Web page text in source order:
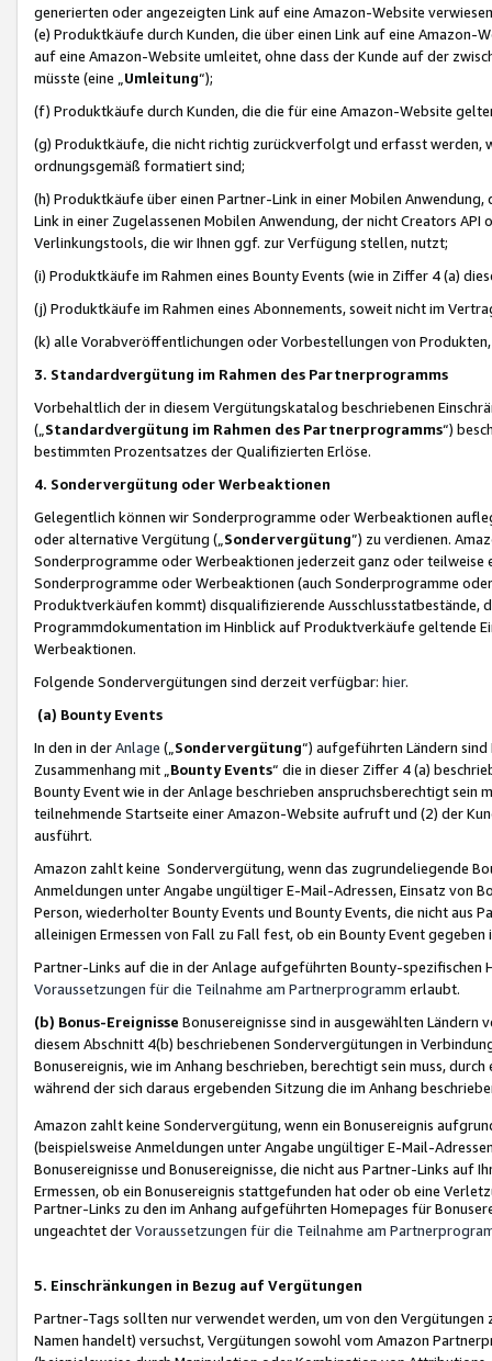
generierten oder angezeigten Link auf eine Amazon-Website
(e) Produktkäufe durch Kunden, die über einen Link auf eine
auf eine Amazon-Website umleitet, ohne dass der Kunde auf der
müsste (eine „ Umleitung“);
(f) Produktkäufe durch Kunden, die die für eine Amazon-Website
(g) Produktkäufe, die nicht richtig zurückverfolgt und erfasst werden,
ordnungsgemäß formatiert sind;
(h) Produktkäufe über einen Partner-Link in einer Mobilen
Link in einer Zugelassenen Mobilen Anwendung, der nicht Creators
Verlinkungstools, die wir Ihnen ggf. zur Verfügung stellen, nutzt;
(i) Produktkäufe im Rahmen eines Bounty Events (wie in Ziffer 4 (a)
(j) Produktkäufe im Rahmen eines Abonnements, soweit nicht im
(k) alle Vorabveröffentlichungen oder Vorbestellungen von
3. Standardvergütung im Rahmen des Partnerprogramms
Vorbehaltlich der in diesem Vergütungskatalog beschriebenen
(„ Standardvergütung im Rahmen des Partnerprogramms“)
bestimmten Prozentsatzes der Qualifizierten Erlöse.
4. Sondervergütung oder Werbeaktionen
Gelegentlich können wir Sonderprogramme oder Werbeaktionen
oder alternative Vergütung („ Sondervergütung”) zu verdienen.
Sonderprogramme oder Werbeaktionen jederzeit ganz oder
Sonderprogramme oder Werbeaktionen (auch Sonderprogramme
Produktverkäufen kommt) disqualifizierende Ausschlusstatbestände,
Programmdokumentation im Hinblick auf Produktverkäufe geltende
Werbeaktionen.
Folgende Sondervergütungen sind derzeit verfügbar: hier.
(a) Bounty Events
In den in derAnlage („ Sondervergütung“) aufgeführten Ländern
Zusammenhang mit „ Bounty Events“ die in dieser Ziffer 4 (a)
Bounty Event wie in der Anlage beschrieben anspruchsberechtigt sein
teilnehmende Startseite einer Amazon-Website aufruft und (2) der
ausführt.
Amazon zahlt keine Sondervergütung, wenn das zugrundeliegende
Anmeldungen unter Angabe ungültiger E-Mail-Adressen, Einsatz von
Person, wiederholter Bounty Events und Bounty Events, die nicht
alleinigen Ermessen von Fall zu Fall fest, ob ein Bounty Event
Partner-Links auf die in der Anlage aufgeführten Bounty-spezifischen
Voraussetzungen für die Teilnahme am Partnerprogramm erlaubt.
(b) Bonus-Ereignisse Bonusereignisse sind in ausgewählten Ländern
diesem Abschnitt 4(b) beschriebenen Sondervergütungen in
Bonusereignis, wie im Anhang beschrieben, berechtigt sein muss,
während der sich daraus ergebenden Sitzung die im Anhang
Amazon zahlt keine Sondervergütung, wenn ein Bonusereignis
(beispielsweise Anmeldungen unter Angabe ungültiger E-Mail-
Bonusereignisse und Bonusereignisse, die nicht aus Partner-Links auf
Ermessen, ob ein Bonusereignis stattgefunden hat oder ob eine
Partner-Links zu den im Anhang aufgeführten Homepages für
ungeachtet derVoraussetzungen für die Teilnahme am
5. Einschränkungen in Bezug auf Vergütungen
Partner-Tags sollten nur verwendet werden, um von den
Namen handelt) versuchst, Vergütungen sowohl vom Amazon